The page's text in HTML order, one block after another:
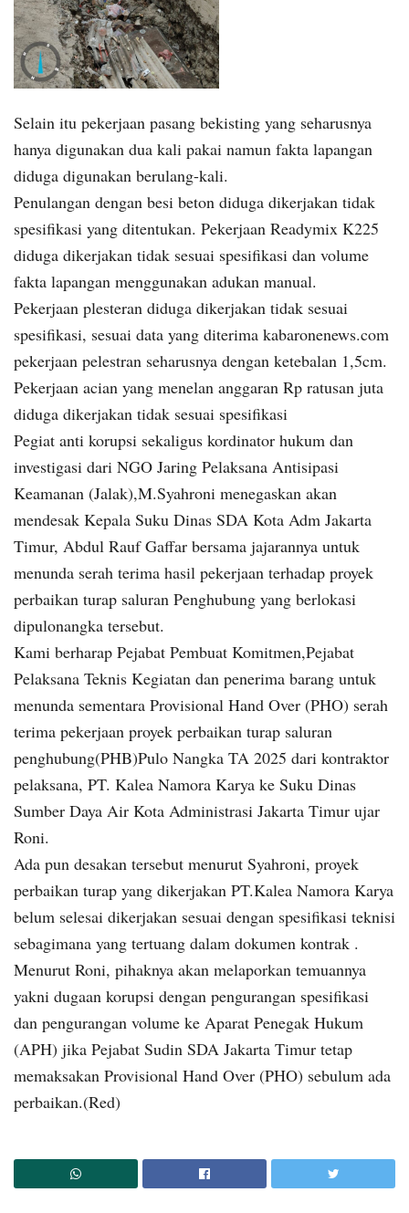
Selain itu pekerjaan pasang bekisting yang seharusnya
hanya digunakan dua kali pakai namun fakta lapangan
diduga digunakan berulang-kali.
Penulangan dengan besi beton diduga dikerjakan tidak
spesifikasi yang ditentukan. Pekerjaan Readymix K225
diduga dikerjakan tidak sesuai spesifikasi dan volume
fakta lapangan menggunakan adukan manual.
Pekerjaan plesteran diduga dikerjakan tidak sesuai
spesifikasi, sesuai data yang diterima kabaronenews.com
pekerjaan pelestran seharusnya dengan ketebalan 1,5cm.
Pekerjaan acian yang menelan anggaran Rp ratusan juta
diduga dikerjakan tidak sesuai spesifikasi
Pegiat anti korupsi sekaligus kordinator hukum dan
investigasi dari NGO Jaring Pelaksana Antisipasi
Keamanan (Jalak),M.Syahroni menegaskan akan
mendesak Kepala Suku Dinas SDA Kota Adm Jakarta
Timur, Abdul Rauf Gaffar bersama jajarannya untuk
menunda serah terima hasil pekerjaan terhadap proyek
perbaikan turap saluran Penghubung yang berlokasi
dipulonangka tersebut.
Kami berharap Pejabat Pembuat Komitmen,Pejabat
Pelaksana Teknis Kegiatan dan penerima barang untuk
menunda sementara Provisional Hand Over (PHO) serah
terima pekerjaan proyek perbaikan turap saluran
penghubung(PHB)Pulo Nangka TA 2025 dari kontraktor
pelaksana, PT. Kalea Namora Karya ke Suku Dinas
Sumber Daya Air Kota Administrasi Jakarta Timur ujar
Roni.
Ada pun desakan tersebut menurut Syahroni, proyek
perbaikan turap yang dikerjakan PT.Kalea Namora Karya
belum selesai dikerjakan sesuai dengan spesifikasi teknisi
sebagimana yang tertuang dalam dokumen kontrak .
Menurut Roni, pihaknya akan melaporkan temuannya
yakni dugaan korupsi dengan pengurangan spesifikasi
dan pengurangan volume ke Aparat Penegak Hukum
(APH) jika Pejabat Sudin SDA Jakarta Timur tetap
memaksakan Provisional Hand Over (PHO) sebulum ada
perbaikan.(Red)